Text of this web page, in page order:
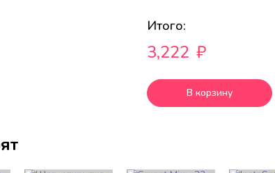
Итого:
3,222 ₽
В корзину